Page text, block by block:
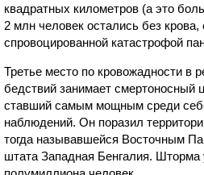
квадратных километров (а это
2 млн человек остались без
спровоцированной катастрофой
Третье место по кровожадности в
бедствий занимает смертоносный
ставший самым мощным среди
наблюдений. Он поразил
тогда называвшейся Восточным
штата Западная Бенгалия. Шторма